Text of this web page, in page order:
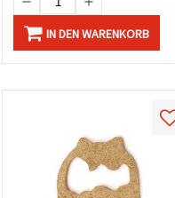
IN DEN WARENKORB